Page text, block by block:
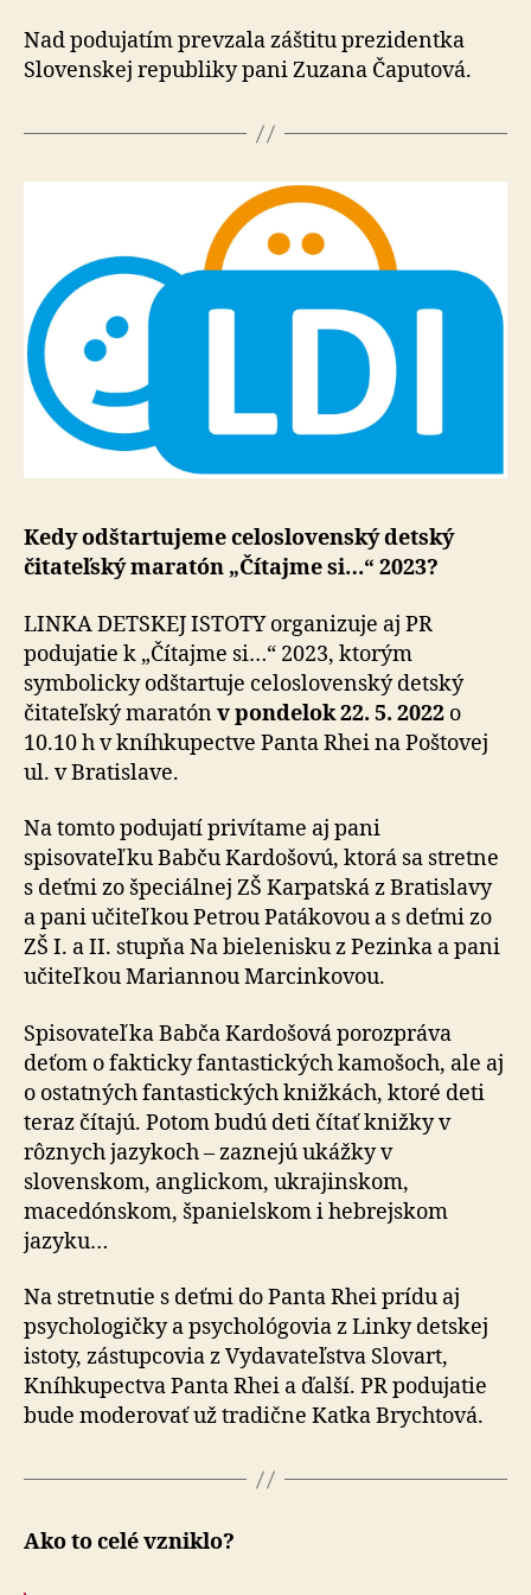
Nad podujatím prevzala záštitu prezidentka
Slovenskej republiky pani Zuzana Čaputová.
Kedy odštartujeme celoslovenský detský
čitateľský maratón „Čítajme si…“ 2023?
LINKA DETSKEJ ISTOTY organizuje aj PR
podujatie k „Čítajme si…“ 2023, ktorým
symbolicky odštartuje celoslovenský detský
čitateľský maratónv pondelok 22. 5. 2022 o
10.10 h v kníhkupectve Panta Rhei na Poštovej
ul. v Bratislave.
Na tomto podujatí privítame aj pani
spisovateľku Babču Kardošovú, ktorá sa stretne
s deťmi zo špeciálnej ZŠ Karpatská z Bratislavy
a pani učiteľkou Petrou Patákovou a s deťmi zo
ZŠ I. a II. stupňa Na bielenisku z Pezinka a pani
učiteľkou Mariannou Marcinkovou.
Spisovateľka Babča Kardošová porozpráva
deťom o fakticky fantastických kamošoch, ale aj
o ostatných fantastických knižkách, ktoré deti
teraz čítajú. Potom budú deti čítať knižky v
rôznych jazykoch – zaznejú ukážky v
slovenskom, anglickom, ukrajinskom,
macedónskom, španielskom i hebrejskom
jazyku…
Na stretnutie s deťmi do Panta Rhei prídu aj
psychologičky a psychológovia z Linky detskej
istoty, zástupcovia z Vydavateľstva Slovart,
Kníhkupectva Panta Rhei a ďalší. PR podujatie
bude moderovať už tradične Katka Brychtová.
Ako to celé vzniklo?